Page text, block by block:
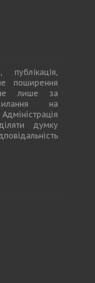
публiкацiя,
поширення
лише за
на
думку